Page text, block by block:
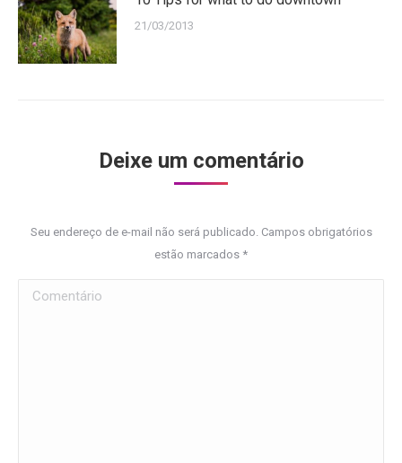
21/03/2013
Deixe um comentário
Seu endereço de e-mail não será publicado. Campos obrigatórios
estão marcados *
Comentário